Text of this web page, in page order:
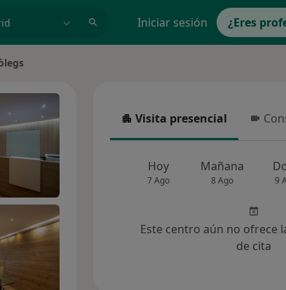
Iniciar sesión ¿Eres
Visita presencial
Visita presencial
Hoy
7 Ago
Mañana
8 Ago 9
Este centro aún no ofrece
de cita